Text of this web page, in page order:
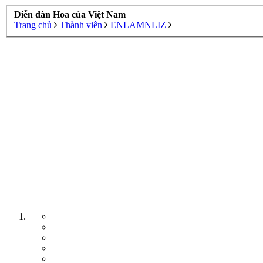
Diễn đàn Hoa của Việt Nam
Trang chủ
Thành viên ENLAMNLIZ